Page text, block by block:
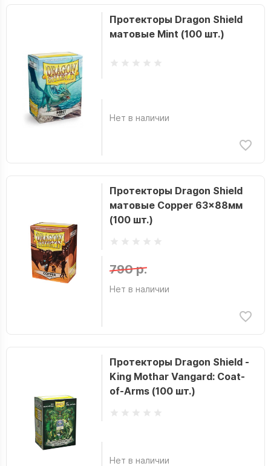
Протекторы Dragon Shield
матовые Mint (100 шт.)
Нет в наличии
Протекторы Dragon Shield
матовые Copper 63x88мм
(100 шт.)
790 р.
Нет в наличии
Протекторы Dragon Shield -
King Mothar Vangard: Coat-
of-Arms (100 шт.)
Нет в наличии